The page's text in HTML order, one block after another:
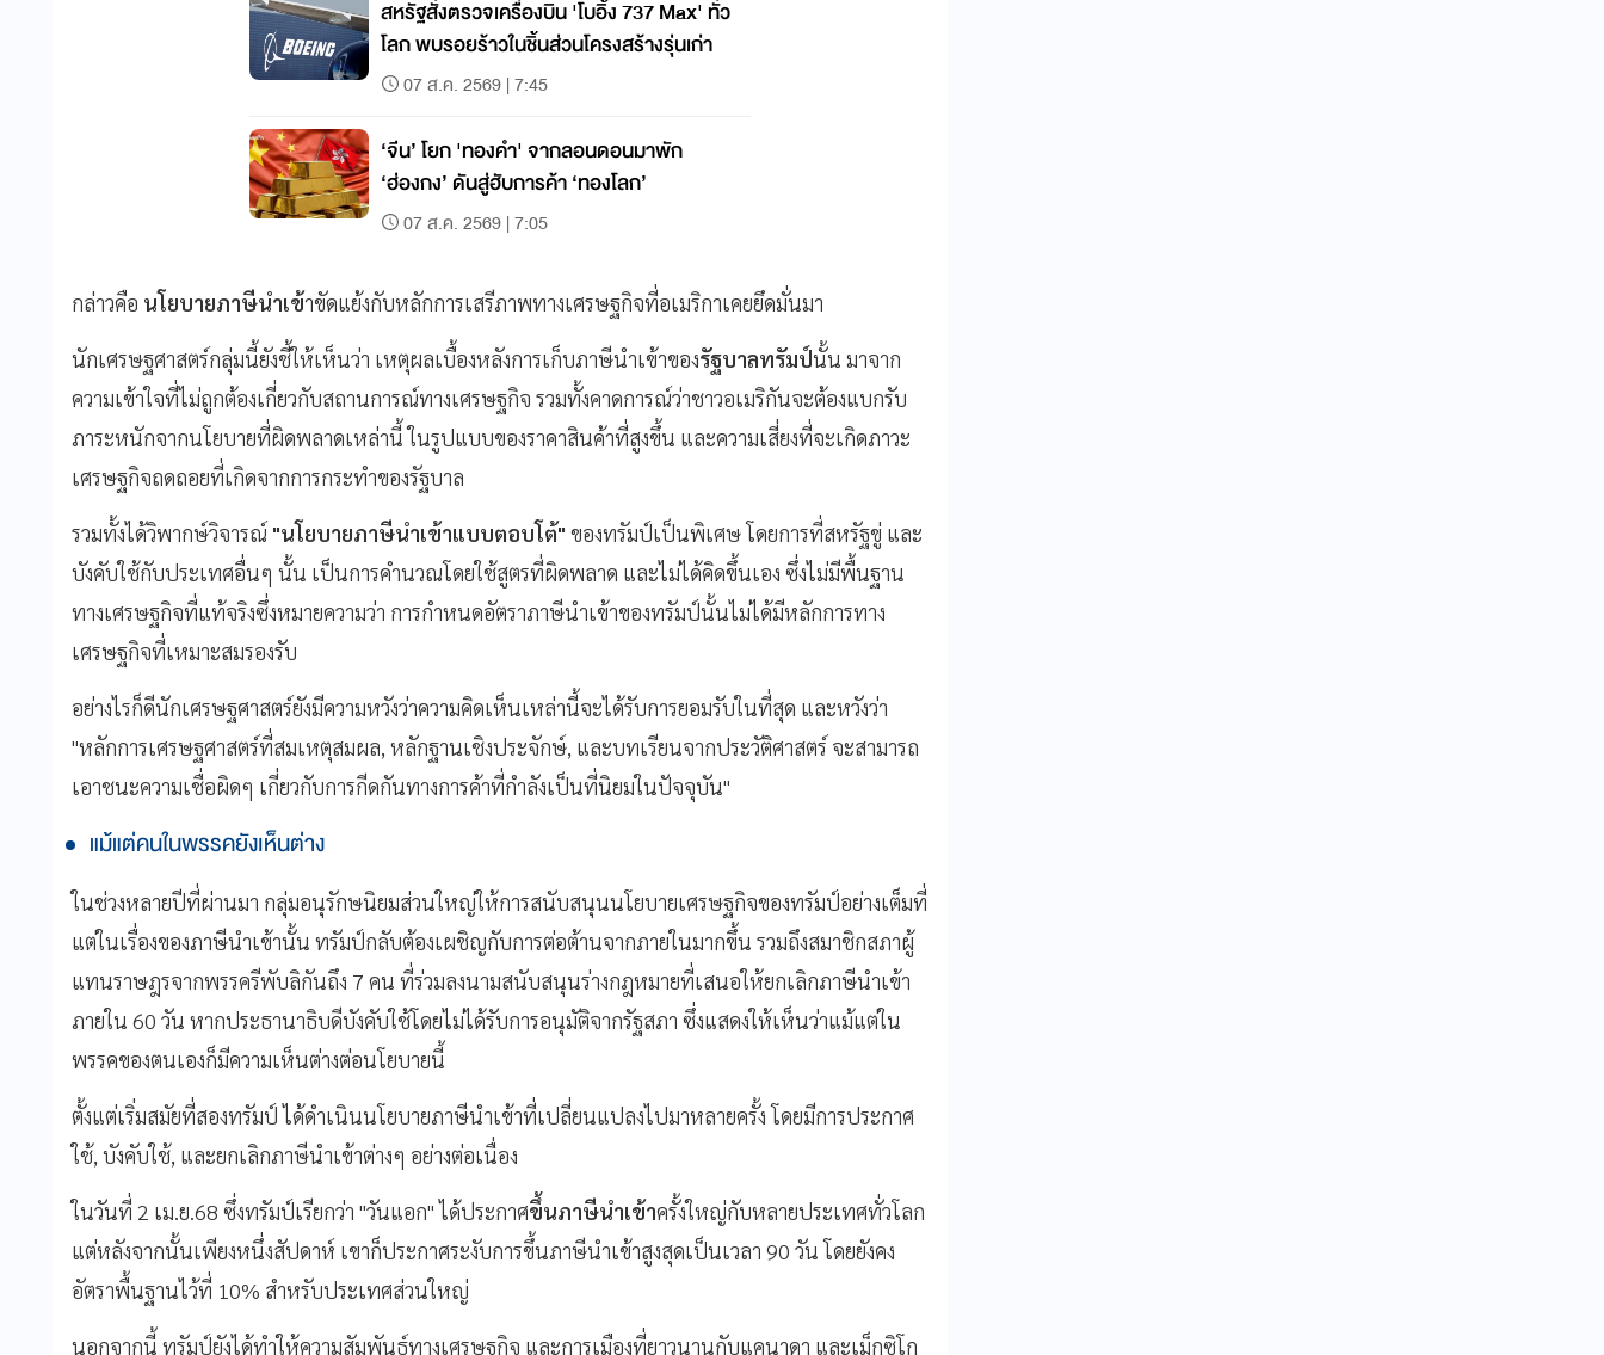
สหรัฐสั่งตรวจเครื่องบิน 'โบอิ้ง 737 Max' ทั่ว
โลก พบรอยร้าวในชิ้นส่วนโครงสร้างรุ่นเก่า
07 ส.ค. 2569 | 7:45
‘จีน’ โยก 'ทองคำ' จากลอนดอนมาพัก
‘ฮ่องกง’ ดันสู่ฮับการค้า ‘ทองโลก’
07 ส.ค. 2569 | 7:05
กล่าวคือ นโยบายภาษีนำเข้าขัดแย้งกับหลักการเสรีภาพทางเศรษฐกิจที่อเมริกาเคยยึดมั่นมา
นักเศรษฐศาสตร์กลุ่มนี้ยังชี้ให้เห็นว่า เหตุผลเบื้องหลังการเก็บภาษีนำเข้าของรัฐบาลทรัมป์นั้น มาจาก
ความเข้าใจที่ไม่ถูกต้องเกี่ยวกับสถานการณ์ทางเศรษฐกิจ รวมทั้งคาดการณ์ว่าชาวอเมริกันจะต้องแบกรับ
ภาระหนักจากนโยบายที่ผิดพลาดเหล่านี้ ในรูปแบบของราคาสินค้าที่สูงขึ้น และความเสี่ยงที่จะเกิดภาวะ
เศรษฐกิจถดถอยที่เกิดจากการกระทำของรัฐบาล
รวมทั้งได้วิพากษ์วิจารณ์ "นโยบายภาษีนำเข้าแบบตอบโต้" ของทรัมป์เป็นพิเศษ โดยการที่สหรัฐขู่ และ
บังคับใช้กับประเทศอื่นๆ นั้น เป็นการคำนวณโดยใช้สูตรที่ผิดพลาด และไม่ได้คิดขึ้นเอง ซึ่งไม่มีพื้นฐาน
ทางเศรษฐกิจที่แท้จริงซึ่งหมายความว่า การกำหนดอัตราภาษีนำเข้าของทรัมป์นั้นไม่ได้มีหลักการทาง
เศรษฐกิจที่เหมาะสมรองรับ
อย่างไรก็ดีนักเศรษฐศาสตร์ยังมีความหวังว่าความคิดเห็นเหล่านี้จะได้รับการยอมรับในที่สุด และหวังว่า
"หลักการเศรษฐศาสตร์ที่สมเหตุสมผล, หลักฐานเชิงประจักษ์, และบทเรียนจากประวัติศาสตร์ จะสามารถ
เอาชนะความเชื่อผิดๆ เกี่ยวกับการกีดกันทางการค้าที่กำลังเป็นที่นิยมในปัจจุบัน"
แม้แต่คนในพรรคยังเห็นต่าง
ในช่วงหลายปีที่ผ่านมา กลุ่มอนุรักษนิยมส่วนใหญ่ให้การสนับสนุนนโยบายเศรษฐกิจของทรัมป์อย่างเต็มที่
แต่ในเรื่องของภาษีนำเข้านั้น ทรัมป์กลับต้องเผชิญกับการต่อต้านจากภายในมากขึ้น รวมถึงสมาชิกสภาผู้
แทนราษฎรจากพรรครีพับลิกันถึง 7 คน ที่ร่วมลงนามสนับสนุนร่างกฎหมายที่เสนอให้ยกเลิกภาษีนำเข้า
ภายใน 60 วัน หากประธานาธิบดีบังคับใช้โดยไม่ได้รับการอนุมัติจากรัฐสภา ซึ่งแสดงให้เห็นว่าแม้แต่ใน
พรรคของตนเองก็มีความเห็นต่างต่อนโยบายนี้
ตั้งแต่เริ่มสมัยที่สองทรัมป์ ได้ดำเนินนโยบายภาษีนำเข้าที่เปลี่ยนแปลงไปมาหลายครั้ง โดยมีการประกาศ
ใช้, บังคับใช้, และยกเลิกภาษีนำเข้าต่างๆ อย่างต่อเนื่อง
ในวันที่ 2 เม.ย.68 ซึ่งทรัมป์เรียกว่า "วันแอก" ได้ประกาศขึ้นภาษีนำเข้าครั้งใหญ่กับหลายประเทศทั่วโลก
แต่หลังจากนั้นเพียงหนึ่งสัปดาห์ เขาก็ประกาศระงับการขึ้นภาษีนำเข้าสูงสุดเป็นเวลา 90 วัน โดยยังคง
อัตราพื้นฐานไว้ที่ 10% สำหรับประเทศส่วนใหญ่
นอกจากนี้ ทรัมป์ยังได้ทำให้ความสัมพันธ์ทางเศรษฐกิจ และการเมืองที่ยาวนานกับแคนาดา และเม็กซิโก